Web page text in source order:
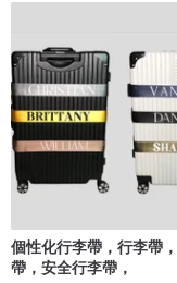
個性化行李帶，行李帶
帶，安全行李帶，